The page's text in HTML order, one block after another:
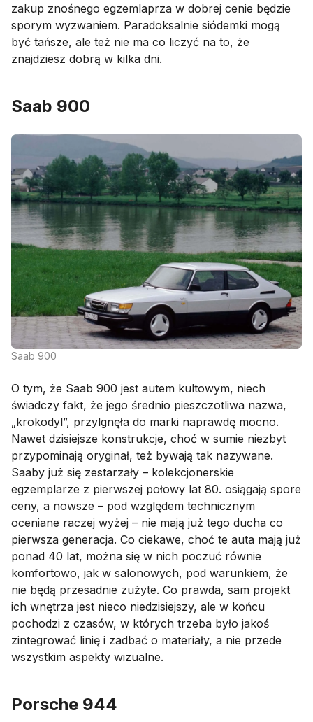
zakup znośnego egzemlaprza w dobrej cenie będzie
sporym wyzwaniem. Paradoksalnie siódemki mogą
być tańsze, ale też nie ma co liczyć na to, że
znajdziesz dobrą w kilka dni.
Saab 900
Saab 900
O tym, że Saab 900 jest autem kultowym, niech
świadczy fakt, że jego średnio pieszczotliwa nazwa,
„krokodyl”, przylgnęła do marki naprawdę mocno.
Nawet dzisiejsze konstrukcje, choć w sumie niezbyt
przypominają oryginał, też bywają tak nazywane.
Saaby już się zestarzały – kolekcjonerskie
egzemplarze z pierwszej połowy lat 80. osiągają spore
ceny, a nowsze – pod względem technicznym
oceniane raczej wyżej – nie mają już tego ducha co
pierwsza generacja. Co ciekawe, choć te auta mają już
ponad 40 lat, można się w nich poczuć równie
komfortowo, jak w salonowych, pod warunkiem, że
nie będą przesadnie zużyte. Co prawda, sam projekt
ich wnętrza jest nieco niedzisiejszy, ale w końcu
pochodzi z czasów, w których trzeba było jakoś
zintegrować linię i zadbać o materiały, a nie przede
wszystkim aspekty wizualne.
Porsche 944